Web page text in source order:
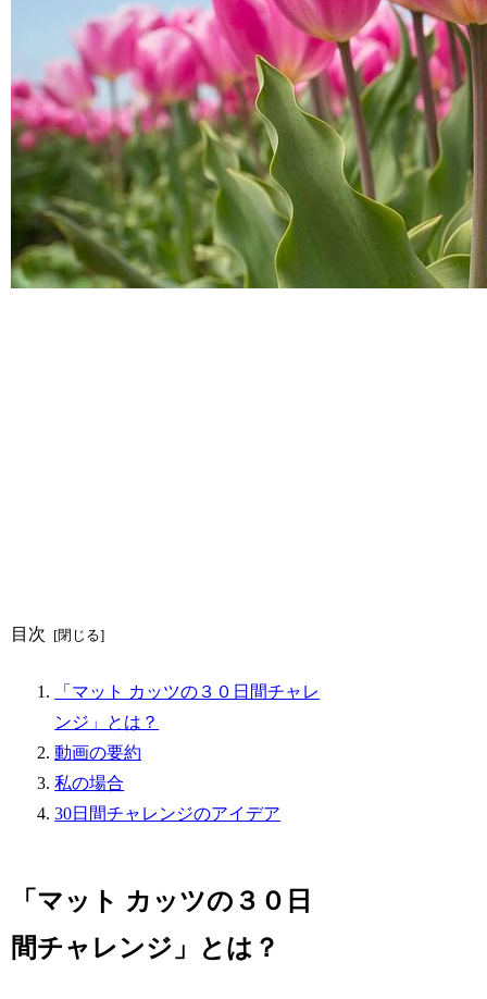
目次
「マット カッツの３０日間チャレ
ンジ」とは？
動画の要約
私の場合
30日間チャレンジのアイデア
「マット カッツの３０日
間チャレンジ」とは？